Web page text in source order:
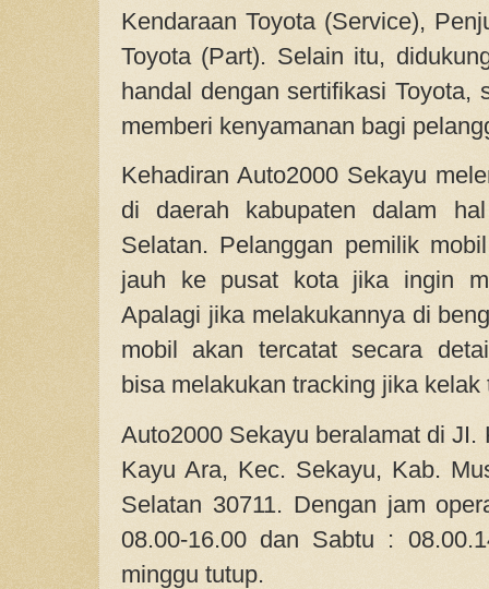
Kendaraan Toyota (Service),
Toyota (Part). Selain itu,
handal dengan sertifikasi Toyota,
memberi kenyamanan bagi
Kehadiran Auto2000 Sekayu
di daerah kabupaten dalam
Selatan. Pelanggan pemilik
jauh ke pusat kota jika ingin
Apalagi jika melakukannya di
mobil akan tercatat secara
bisa melakukan tracking jika
Auto2000 Sekayu beralamat di
Kayu Ara, Kec. Sekayu, Kab.
Selatan 30711. Dengan jam
08.00-16.00 dan Sabtu :
minggu tutup.